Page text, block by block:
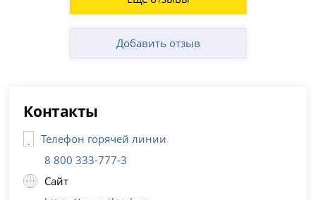
Добавить отзыв
Контакты
Телефон горячей линии
8 800 333-777-3
Сайт